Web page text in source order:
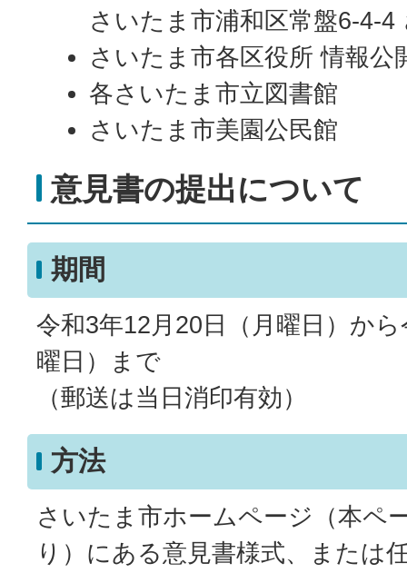
さいたま市浦和区常盤6-4-
さいたま市各区役所 情報公
各さいたま市立図書館
さいたま市美園公民館
意見書の提出について
期間
令和3年12月20日（月曜日）か
曜日）まで
（郵送は当日消印有効）
方法
さいたま市ホームページ（本ペ
り）にある意見書様式、または